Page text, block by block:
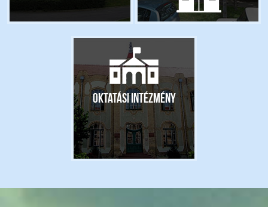
Oktatási intézmény